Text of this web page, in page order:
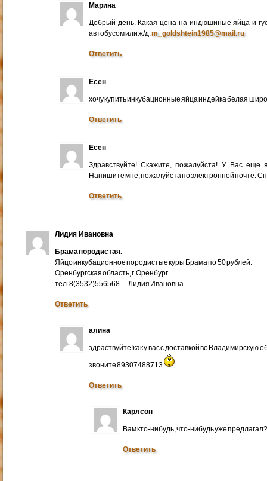
Марина
Добрый день. Какая цена на индюшиные яйца и
автобусом или ж/д.m_goldshtein1985@mail.ru
Ответить
Есен
хочу купить инкубационные яйца индейка белая
Ответить
Есен
Здравствуйте! Скажите, пожалуйста! У Вас еще
Напишите мне, пожалуйста по электронной почте.
Ответить
Лидия Ивановна
Брама породистая.
Яйцо инкубационное породистые куры Брама по 50 рублей.
Оренбургская область, г. Оренбург.
тел. 8(3532)556568 — Лидия Ивановна.
Ответить
алина
здраствуйте!как у вас с доставкой во Владимирскую
звоните 89307488713
Ответить
Карлсон
Вам кто-нибудь, что-нибудь уже
Ответить